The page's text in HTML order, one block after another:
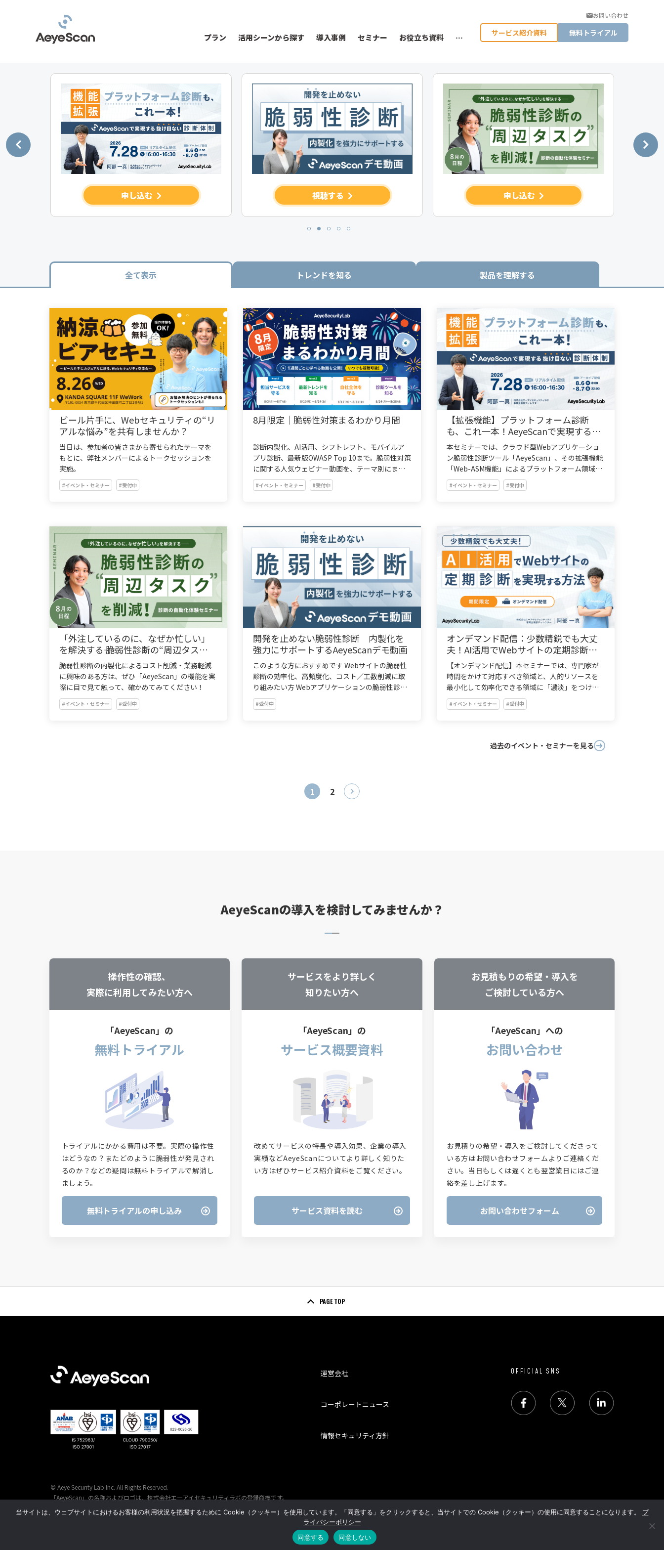
プラン 活用シーンから探す 導入事例 セミナー お役立ち資料 …
お問い合わせ
サービス紹介資料 無料トライアル
申し込む 視聴する 申し込む
全て表示 トレンドを知る 製品を理解する
ビール片手に、Webセキュリティの“リ
アルな悩み”を共有しませんか？
当日は、参加者の皆さまから寄せられたテーマを
もとに、弊社メンバーによるトークセッションを
実施。
#イベント・セミナー #受付中
8月限定｜脆弱性対策まるわかり月間
診断内製化、AI活用、シフトレフト、モバイルア
プリ診断、最新版OWASP Top 10まで。脆弱性対策
に関する人気ウェビナー動画を、テーマ別にまと
めて期間限定で公開します。
#イベント・セミナー #受付中
【拡張機能】プラットフォーム診断
も、これ一本！AeyeScanで実現する
「抜け目ない」診断体制とは
本セミナーでは、クラウド型Webアプリケーショ
ン脆弱性診断ツール「AeyeScan」、その拡張機能
「Web-ASM機能」によるプラットフォーム領域＆
簡易スキャンと「APIスキャン機能」によるAPI単
体の診断を組み合わせて実現する、新たなリスク
#イベント・セミナー #受付中
「外注しているのに、なぜか忙しい」
を解決する―― 脆弱性診断の“周辺タス
ク”を削減！診断の自動化体験セミナー
【2026年8月】
脆弱性診断の内製化によるコスト削減・業務軽減
に興味のある方は、ぜひ「AeyeScan」の機能を実
際に目で見て触って、確かめてみてください！
#イベント・セミナー #受付中
開発を止めない脆弱性診断 内製化を
強力にサポートするAeyeScanデモ動画
このような方におすすめです Webサイトの脆弱性
診断の効率化、高頻度化、コスト／工数削減に取
り組みたい方 Webアプリケーションの脆弱性診断
について、内製化を検討している方 診断ツールを
導入しているものの、現場で活用しきれていない
#受付中
オンデマンド配信：少数精鋭でも大丈
夫！AI活用でWebサイトの定期診断を
実現する方法
【オンデマンド配信】本セミナーでは、専門家が
時間をかけて対応すべき領域と、人的リソースを
最小化して効率化できる領域に「濃淡」をつけ、
戦略的にセキュリティ対策を進める方法をご紹介
します。
#イベント・セミナー #受付中
過去のイベント・セミナーを見る
1 2
AeyeScanの導入を検討してみませんか？
操作性の確認、
実際に利用してみたい方へ
「AeyeScan」の
無料トライアル
トライアルにかかる費用は不要。実際の操作性
はどうなの？またどのように脆弱性が発見され
るのか？などの疑問は無料トライアルで解消し
ましょう。
無料トライアルの申し込み
サービスをより詳しく
知りたい方へ
「AeyeScan」の
サービス概要資料
改めてサービスの特長や導入効果、企業の導入
実績などAeyeScanについてより詳しく知りた
い方はぜひサービス紹介資料をご覧ください。
サービス資料を読む
お見積もりの希望・導入を
ご検討している方へ
「AeyeScan」への
お問い合わせ
お見積りの希望・導入をご検討してくださって
いる方はお問い合わせフォームよりご連絡くだ
さい。当日もしくは遅くとも翌営業日にはご連
絡を差し上げます。
お問い合わせフォーム
PAGE TOP
運営会社
コーポレートニュース
情報セキュリティ方針
OFFICIAL SNS
© Aeye Security Lab Inc. All Rights Reserved.
「AeyeScan」の名称およびロゴは、 株式会社エーアイセキュリティラボの登録商標です。
当サイトは、ウェブサイトにおけるお客様の利用状況を把握するために Cookie（クッキー）を使用しています。「同意する」をクリックすると、当サイトでの Cookie（クッキー）の使用に同意することになります。 プ
ライバシーポリシー
同意する
同意しない